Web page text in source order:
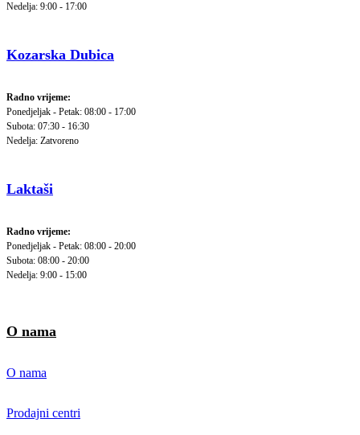
Nedelja: 9:00 - 17:00
Kozarska Dubica
Radno vrijeme:
Ponedjeljak - Petak: 08:00 - 17:00
Subota: 07:30 - 16:30
Nedelja: Zatvoreno
Laktaši
Radno vrijeme:
Ponedjeljak - Petak: 08:00 - 20:00
Subota: 08:00 - 20:00
Nedelja: 9:00 - 15:00
O nama
O nama
Prodajni centri